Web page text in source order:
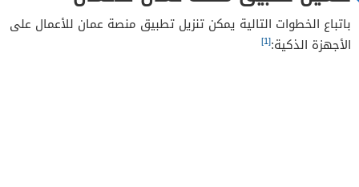
باتباع الخطوات التالية يمكن تنزيل تطبيق منصة عمان للأعمال على
الأجهزة الذكية:[1]